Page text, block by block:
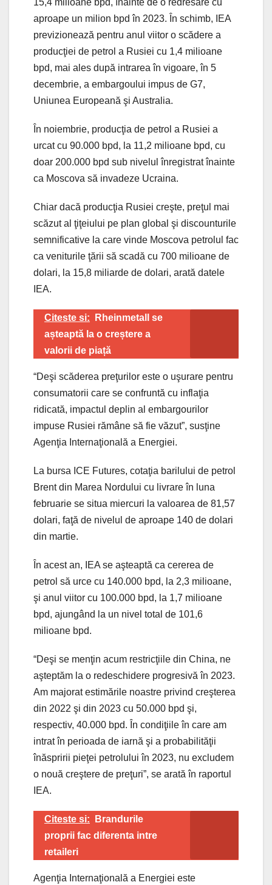
aproape un milion bpd în 2023. În schimb, IEA
previzionează pentru anul viitor o scădere a
producţiei de petrol a Rusiei cu 1,4 milioane
bpd, mai ales după intrarea în vigoare, în 5
decembrie, a embargoului impus de G7,
Uniunea Europeană şi Australia.
În noiembrie, producţia de petrol a Rusiei a
urcat cu 90.000 bpd, la 11,2 milioane bpd, cu
doar 200.000 bpd sub nivelul înregistrat înainte
ca Moscova să invadeze Ucraina.
Chiar dacă producţia Rusiei creşte, preţul mai
scăzut al ţiţeiului pe plan global şi discounturile
semnificative la care vinde Moscova petrolul fac
ca veniturile ţării să scadă cu 700 milioane de
dolari, la 15,8 miliarde de dolari, arată datele
IEA.
Citeste si:
Rheinmetall se
așteaptă la o creștere a
valorii de piață
“Deşi scăderea preţurilor este o uşurare pentru
consumatorii care se confruntă cu inflaţia
ridicată, impactul deplin al embargourilor
impuse Rusiei rămâne să fie văzut”, susţine
Agenţia Internaţională a Energiei.
La bursa ICE Futures, cotaţia barilului de petrol
Brent din Marea Nordului cu livrare în luna
februarie se situa miercuri la valoarea de 81,57
dolari, faţă de nivelul de aproape 140 de dolari
din martie.
În acest an, IEA se aşteaptă ca cererea de
petrol să urce cu 140.000 bpd, la 2,3 milioane,
şi anul viitor cu 100.000 bpd, la 1,7 milioane
bpd, ajungând la un nivel total de 101,6
milioane bpd.
“Deşi se menţin acum restricţiile din China, ne
aşteptăm la o redeschidere progresivă în 2023.
Am majorat estimările noastre privind creşterea
din 2022 şi din 2023 cu 50.000 bpd şi,
respectiv, 40.000 bpd. În condiţiile în care am
intrat în perioada de iarnă şi a probabilităţii
înăspririi pieţei petrolului în 2023, nu excludem
o nouă creştere de preţuri”, se arată în raportul
IEA.
Citeste si:
Brandurile
proprii fac diferenta intre
retaileri
Agenţia Internaţională a Energiei este